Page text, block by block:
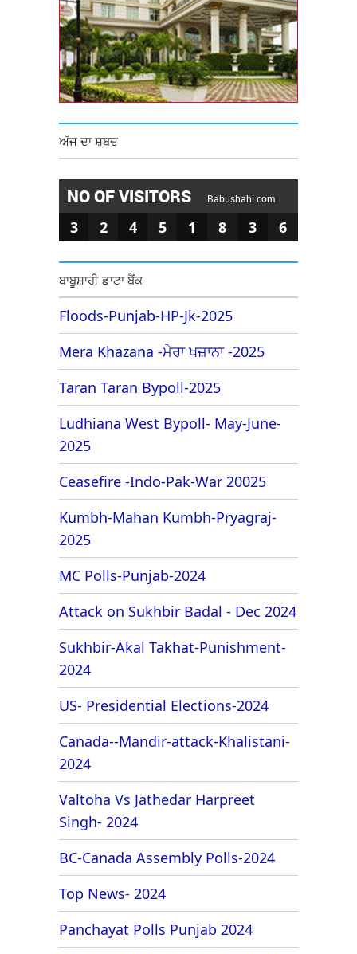
ਅੱਜ ਦਾ ਸ਼ਬਦ
NO OF VISITORS Babushahi.com
3 2 4 5 1 8 3 6
ਬਾਬੂਸ਼ਾਹੀ ਡਾਟਾ ਬੈਂਕ
Floods-Punjab-HP-Jk-2025
Mera Khazana -ਮੇਰਾ ਖਜ਼ਾਨਾ -2025
Taran Taran Bypoll-2025
Ludhiana West Bypoll- May-June-
2025
Ceasefire -Indo-Pak-War 20025
Kumbh-Mahan Kumbh-Pryagraj-
2025
MC Polls-Punjab-2024
Attack on Sukhbir Badal - Dec 2024
Sukhbir-Akal Takhat-Punishment-
2024
US- Presidential Elections-2024
Canada--Mandir-attack-Khalistani-
2024
Valtoha Vs Jathedar Harpreet
Singh- 2024
BC-Canada Assembly Polls-2024
Top News- 2024
Panchayat Polls Punjab 2024